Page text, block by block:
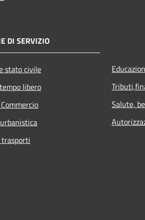
DI SERVIZIO
stato civile
libero
Salute,